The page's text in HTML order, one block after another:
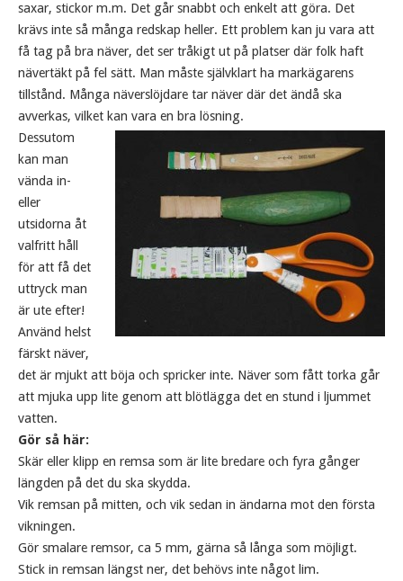
saxar, stickor m.m. Det går snabbt och enkelt att göra. Det
krävs inte så många redskap heller. Ett problem kan ju vara att
få tag på bra näver, det ser tråkigt ut på platser där folk haft
nävertäkt på fel sätt. Man måste självklart ha markägarens
tillstånd. Många näverslöjdare tar näver där det ändå ska
avverkas, vilket kan vara en bra lösning.
Dessutom
kan man
vända in-
eller
utsidorna åt
valfritt håll
för att få det
uttryck man
är ute efter!
Använd helst
färskt näver,
det är mjukt att böja och spricker inte. Näver som fått torka går
att mjuka upp lite genom att blötlägga det en stund i ljummet
vatten.
Gör så här:
Skär eller klipp en remsa som är lite bredare och fyra gånger
längden på det du ska skydda.
Vik remsan på mitten, och vik sedan in ändarna mot den första
vikningen.
Gör smalare remsor, ca 5 mm, gärna så långa som möjligt.
Stick in remsan längst ner, det behövs inte något lim.